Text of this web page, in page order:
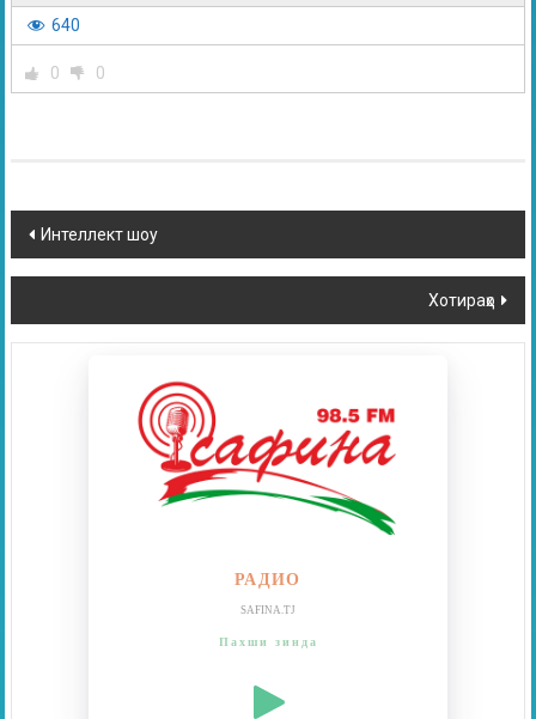
640
0 0
Интеллект шоу
Хотираҳо
РАДИО
SAFINA.TJ
Пахши зинда